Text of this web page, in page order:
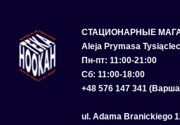
СТАЦИОНАРНЫЕ
Aleja Prymasa
Пн-пт: 11:00-21:00
Сб: 11:00-18:00
+48 576 147 341
ul. Adama Branickiego